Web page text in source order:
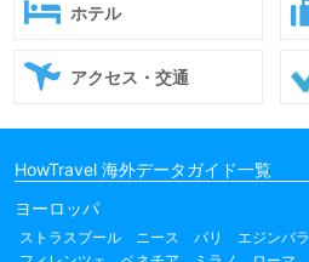
ホテル
アクセス・交通
HowTravel 海外データガイド一覧
ヨーロッパ
ストラスブール ニース パリ エジンバラ